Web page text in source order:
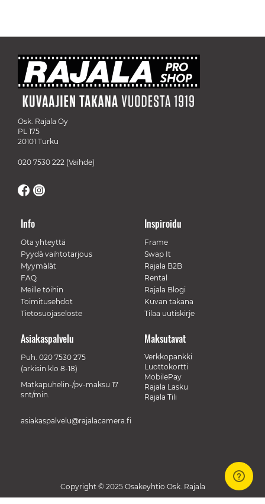
Osk. Rajala Oy
PL 175
20101 Turku
020 7530 222 (Vaihde)
Info
Ota yhteyttä
Pyydä vaihtotarjous
Myymälät
FAQ
Meille töihin
Toimitusehdot
Tietosuojaseloste
Inspiroidu
Frame
Swap It
Rajala B2B
Rental
Rajala Blogi
Kuvan takana
Tilaa uutiskirje
Maksutavat
Verkkopankki
Luottokortti
MobilePay
Rajala Lasku
Rajala Tili
Asiakaspalvelu
Puh. 020 7530 275
(arkisin klo 8-18)
Matkapuhelin-/pv-maksu 17
snt/min.
asiakaspalvelu@rajalacamera.fi
Copyright © 2025 Osakeyhtiö Osk. Rajala